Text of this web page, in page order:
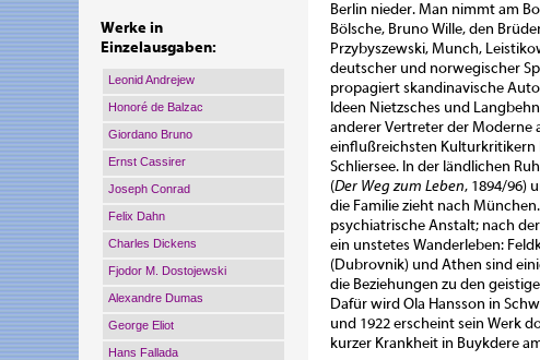
Werke in
Einzelausgaben:
Leonid Andrejew
Honoré de Balzac
Giordano Bruno
Ernst Cassirer
Joseph Conrad
Felix Dahn
Charles Dickens
Fjodor M. Dostojewski
Alexandre Dumas
George Eliot
Hans Fallada
Berlin nieder. Man nimmt am
Bölsche, Bruno Wille, den
Przybyszewski, Munch,
deutscher und norwegischer
propagiert skandinavische
Ideen Nietzsches und
anderer Vertreter der Moderne
einflußreichsten Kulturkritikern
Schliersee. In der ländlichen
(Der Weg zum Leben, 1894/96)
die Familie zieht nach
psychiatrische Anstalt; nach
ein unstetes Wanderleben:
(Dubrovnik) und Athen sind
die Beziehungen zu den
Dafür wird Ola Hansson in
und 1922 erscheint sein Werk
kurzer Krankheit in Buykdere